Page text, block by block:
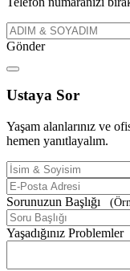
Gönder
Ustaya Sor
Yaşam alanlarınız ve
hemen yanıtlayalım.
Sorunuzun Başlığı
Yaşadığınız Problemler